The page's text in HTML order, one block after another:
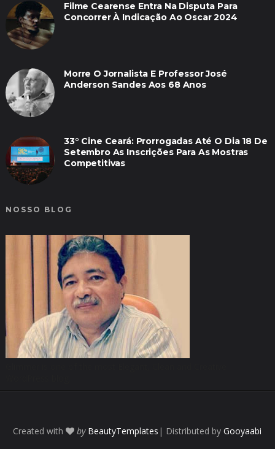
Filme Cearense Entra Na Disputa Para
Concorrer À Indicação Ao Oscar 2024
Morre O Jornalista E Professor José
Anderson Sandes Aos 68 Anos
33° Cine Ceará: Prorrogadas Até O Dia 18 De
Setembro As Inscrições Para As Mostras
Competitivas
NOSSO BLOG
Created with by BeautyTemplates | Distributed byGooyaabi